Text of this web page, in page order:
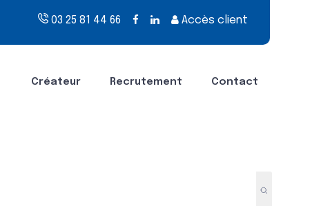
03 25 81 44 66 Accès client
Créateur Recrutement Contact